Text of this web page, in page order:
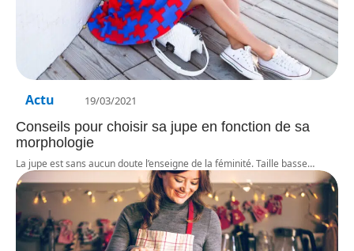
Actu 19/03/2021
Conseils pour choisir sa jupe en fonction de sa
morphologie
La jupe est sans aucun doute l’enseigne de la féminité. Taille basse…